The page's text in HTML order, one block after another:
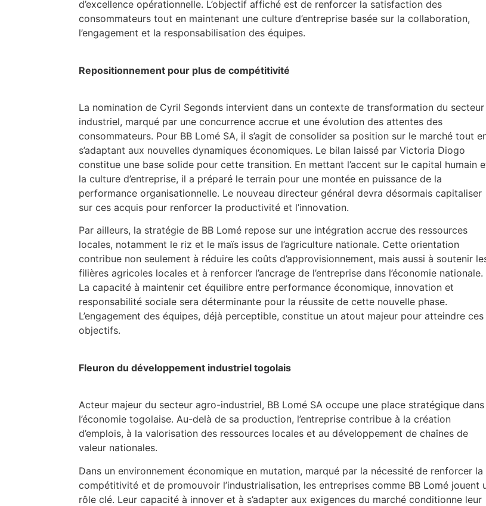
d’excellence opérationnelle. L’objectif affiché est de renforcer la satisfaction des
consommateurs tout en maintenant une culture d’entreprise basée sur la collaboration,
l’engagement et la responsabilisation des équipes.
Repositionnement pour plus de compétitivité
La nomination de Cyril Segonds intervient dans un contexte de transformation du secteur
industriel, marqué par une concurrence accrue et une évolution des attentes des
consommateurs. Pour BB Lomé SA, il s’agit de consolider sa position sur le marché tout
s’adaptant aux nouvelles dynamiques économiques. Le bilan laissé par Victoria Diogo
constitue une base solide pour cette transition. En mettant l’accent sur le capital humain
la culture d’entreprise, il a préparé le terrain pour une montée en puissance de la
performance organisationnelle. Le nouveau directeur général devra désormais capitaliser
sur ces acquis pour renforcer la productivité et l’innovation.
Par ailleurs, la stratégie de BB Lomé repose sur une intégration accrue des ressources
locales, notamment le riz et le maïs issus de l’agriculture nationale. Cette orientation
contribue non seulement à réduire les coûts d’approvisionnement, mais aussi à soutenir
filières agricoles locales et à renforcer l’ancrage de l’entreprise dans l’économie nationale.
La capacité à maintenir cet équilibre entre performance économique, innovation et
responsabilité sociale sera déterminante pour la réussite de cette nouvelle phase.
L’engagement des équipes, déjà perceptible, constitue un atout majeur pour atteindre ces
objectifs.
Fleuron du développement industriel togolais
Acteur majeur du secteur agro-industriel, BB Lomé SA occupe une place stratégique dans
l’économie togolaise. Au-delà de sa production, l’entreprise contribue à la création
d’emplois, à la valorisation des ressources locales et au développement de chaînes de
valeur nationales.
Dans un environnement économique en mutation, marqué par la nécessité de renforcer la
compétitivité et de promouvoir l’industrialisation, les entreprises comme BB Lomé jouent
rôle clé. Leur capacité à innover et à s’adapter aux exigences du marché conditionne leur